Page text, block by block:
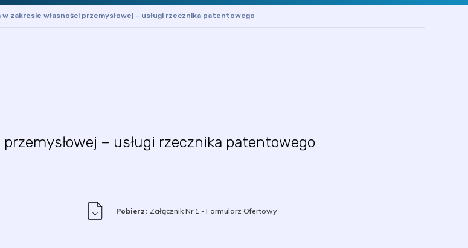
w zakresie własności przemysłowej – usługi rzecznika patentowego
– usługi rzecznika patentowego
Pobierz: Załącznik Nr 1 - Formularz Ofertowy